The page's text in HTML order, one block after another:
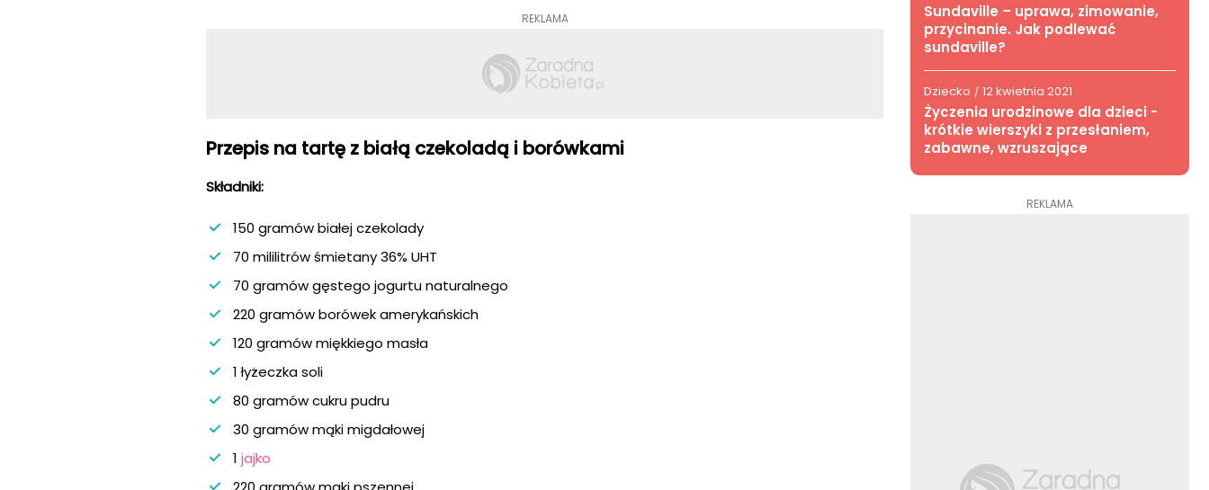
REKLAMA
Przepis na tartę z białą czekoladą i borówkami
Składniki:
150 gramów białej czekolady
70 mililitrów śmietany 36% UHT
70 gramów gęstego jogurtu naturalnego
220 gramów borówek amerykańskich
120 gramów miękkiego masła
1 łyżeczka soli
80 gramów cukru pudru
30 gramów mąki migdałowej
1 jajko
Sundaville – uprawa, zimowanie,
przycinanie. Jak podlewać
sundaville?
Dziecko / 12 kwietnia 2021
Życzenia urodzinowe dla dzieci -
krótkie wierszyki z przesłaniem,
zabawne, wzruszające
REKLAMA